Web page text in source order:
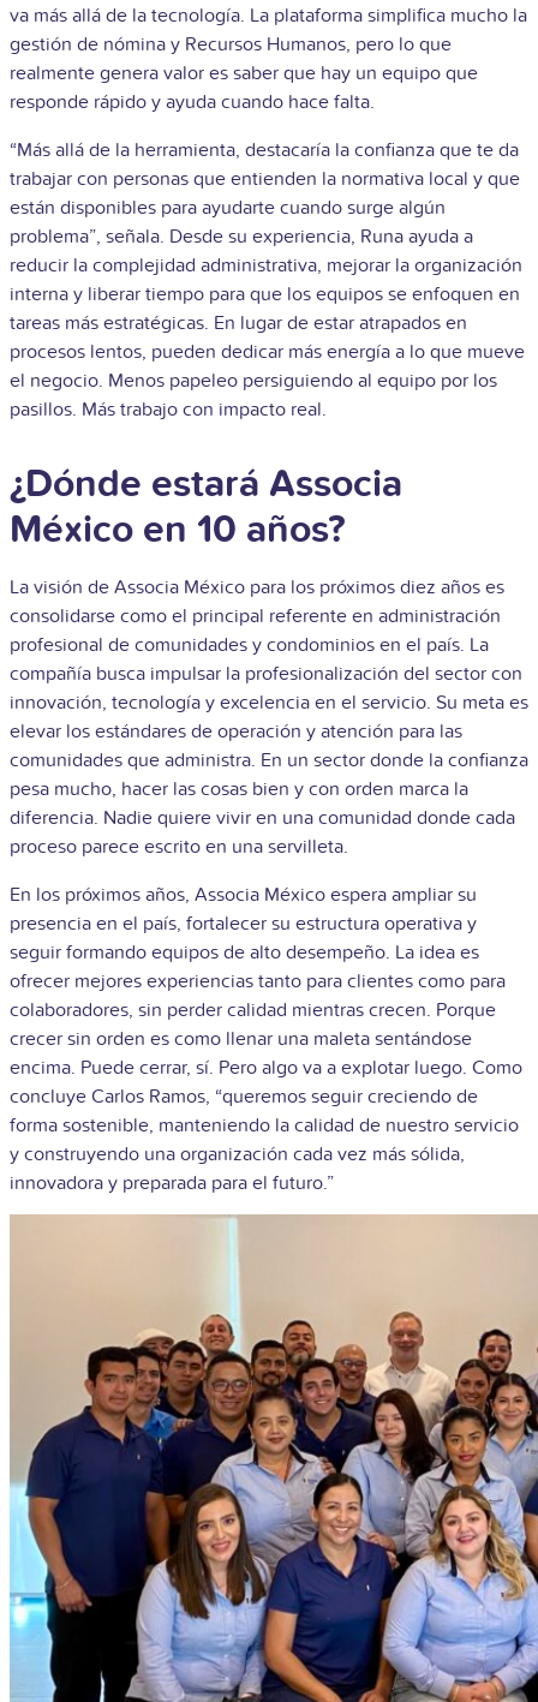
va más allá de la tecnología. La plataforma simplifica mucho la
gestión de nómina y Recursos Humanos, pero lo que
realmente genera valor es saber que hay un equipo que
responde rápido y ayuda cuando hace falta.
“Más allá de la herramienta, destacaría la confianza que te da
trabajar con personas que entienden la normativa local y que
están disponibles para ayudarte cuando surge algún
problema”, señala. Desde su experiencia, Runa ayuda a
reducir la complejidad administrativa, mejorar la organización
interna y liberar tiempo para que los equipos se enfoquen en
tareas más estratégicas. En lugar de estar atrapados en
procesos lentos, pueden dedicar más energía a lo que mueve
el negocio. Menos papeleo persiguiendo al equipo por los
pasillos. Más trabajo con impacto real.
¿Dónde estará Associa
México en 10 años?
La visión de Associa México para los próximos diez años es
consolidarse como el principal referente en administración
profesional de comunidades y condominios en el país. La
compañía busca impulsar la profesionalización del sector con
innovación, tecnología y excelencia en el servicio. Su meta es
elevar los estándares de operación y atención para las
comunidades que administra. En un sector donde la confianza
pesa mucho, hacer las cosas bien y con orden marca la
diferencia. Nadie quiere vivir en una comunidad donde cada
proceso parece escrito en una servilleta.
En los próximos años, Associa México espera ampliar su
presencia en el país, fortalecer su estructura operativa y
seguir formando equipos de alto desempeño. La idea es
ofrecer mejores experiencias tanto para clientes como para
colaboradores, sin perder calidad mientras crecen. Porque
crecer sin orden es como llenar una maleta sentándose
encima. Puede cerrar, sí. Pero algo va a explotar luego. Como
concluye Carlos Ramos, “queremos seguir creciendo de
forma sostenible, manteniendo la calidad de nuestro servicio
y construyendo una organización cada vez más sólida,
innovadora y preparada para el futuro.”